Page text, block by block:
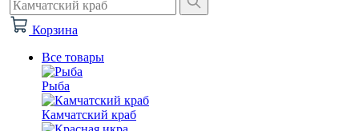
Корзина
Все товары
Рыба
Камчатский краб